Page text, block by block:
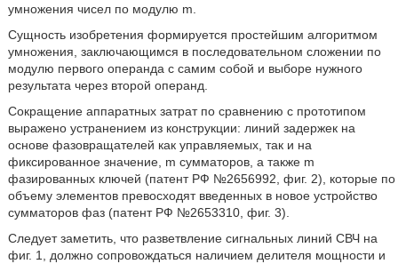
умножения чисел по модулю m.
Сущность изобретения формируется простейшим алгоритмом
умножения, заключающимся в последовательном сложении по
модулю первого операнда с самим собой и выборе нужного
результата через второй операнд.
Сокращение аппаратных затрат по сравнению с прототипом
выражено устранением из конструкции: линий задержек на
основе фазовращателей как управляемых, так и на
фиксированное значение, m сумматоров, а также m
фазированных ключей (патент РФ №2656992, фиг. 2), которые по
объему элементов превосходят введенных в новое устройство
сумматоров фаз (патент РФ №2653310, фиг. 3).
Следует заметить, что разветвление сигнальных линий СВЧ на
фиг. 1, должно сопровождаться наличием делителя мощности и